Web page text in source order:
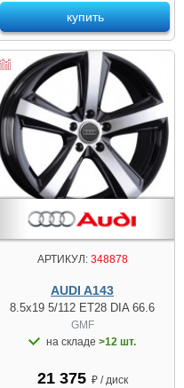
купить
АРТИКУЛ:348878
AUDI A143
8.5x19 5/112 ET28 DIA 66.6
GMF
на складе >12 шт.
21 375 ₽ / диск